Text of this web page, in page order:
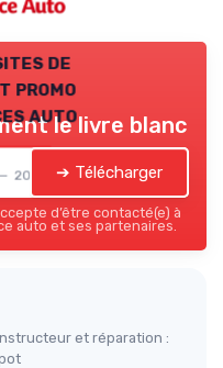
de
promo
auto
2026
le livre blanc
➔ Télécharger
d’être contacté(e) à
auto et ses partenaires.
et réparation :